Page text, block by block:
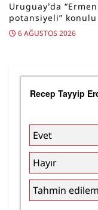
Uruguay’da
potansiyeli”
6 AĞUSTOS 2026
Recep Tayyip
Evet
Hayır
Tahmin